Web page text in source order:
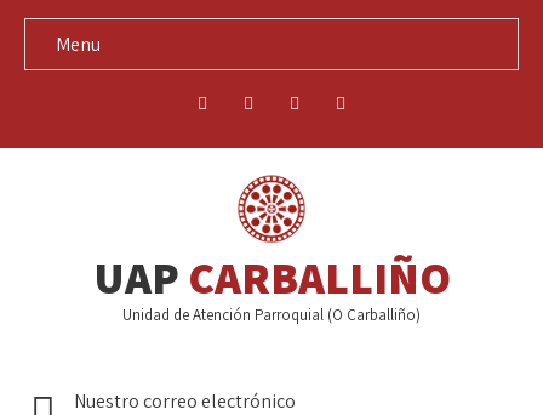
Menu
UAP CARBALLIÑO
Unidad de Atención Parroquial (O Carballiño)
Nuestro correo electrónico